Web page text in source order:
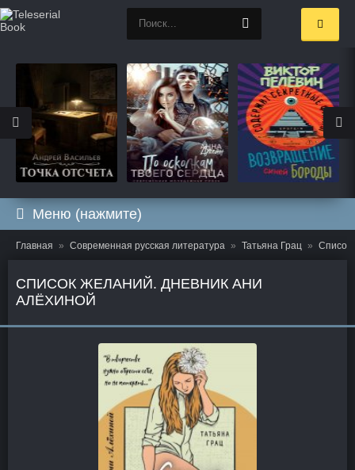
Меню (нажмите)
Главная Современная русская литература Татьяна Грац Список
СПИСОК ЖЕЛАНИЙ. ДНЕВНИК АНИ
АЛЁХИНОЙ